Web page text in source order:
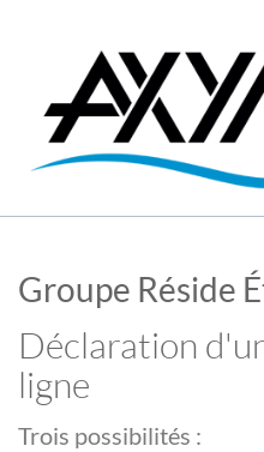
Groupe Réside
Déclaration
ligne
Trois possibilités :